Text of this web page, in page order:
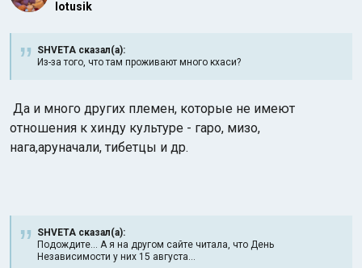
lotusik
SHVETA сказал(а):
Из-за того, что там проживают много кхаси?
Да и много других племен, которые не имеют
отношения к хинду культуре - гаро, мизо,
нага,аруначали, тибетцы и др.
SHVETA сказал(а):
Подождите... А я на другом сайте читала, что День
Независимости у них 15 августа...